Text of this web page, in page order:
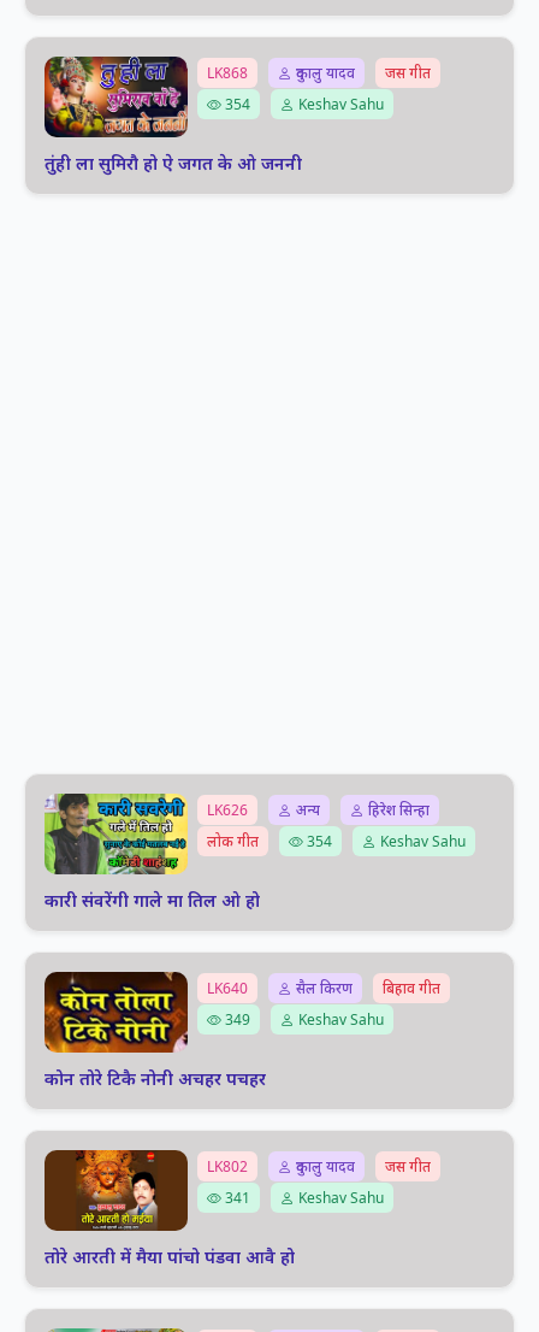
LK868 दुकालु यादव
जस गीत
354
Keshav Sahu
तुंही ला सुमिरौ हो ऐ जगत के ओ जननी
LK626 अन्य
हिरेश सिन्हा
लोक गीत
354 Keshav Sahu
कारी संवरेंगी गाले मा तिल ओ हो
LK640 सैल किरण
बिहाव गीत
349
Keshav Sahu
कोन तोरे टिकै नोनी अचहर पचहर
LK802 दुकालु यादव
जस गीत
341
Keshav Sahu
तोरे आरती में मैया पांचो पंडवा आवै हो